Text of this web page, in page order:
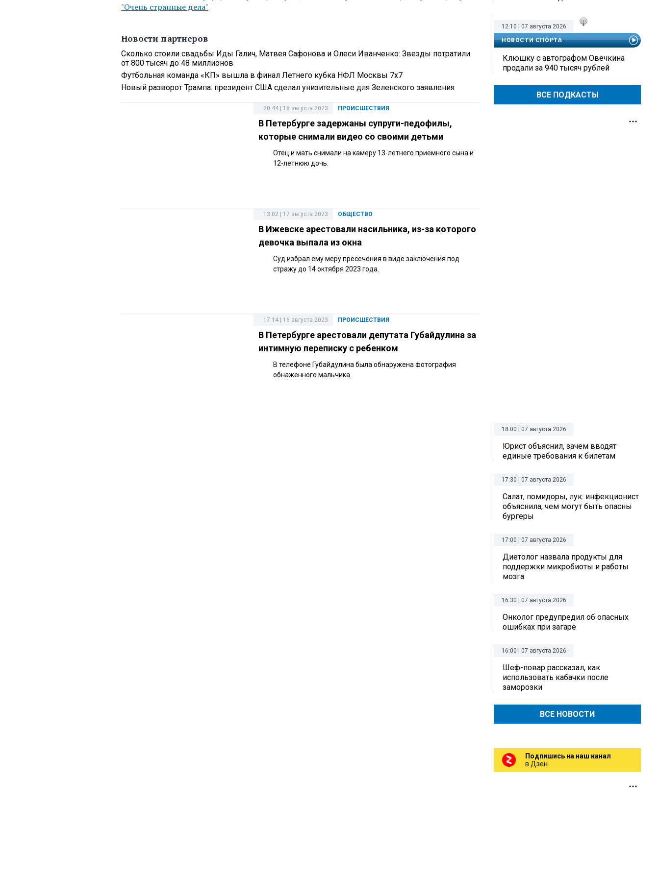
"Очень странные дела"
Новости партнеров
Сколько стоили свадьбы Иды Галич, Матвея Сафонова и Олеси Иванченко: Звезды потратили
от 800 тысяч до 48 миллионов
Футбольная команда «КП» вышла в финал Летнего кубка НФЛ Москвы 7х7
Новый разворот Трампа: президент США сделал унизительные для Зеленского заявления
ПРОИСШЕСТВИЯ
20:44 | 18 августа 2023
В Петербурге задержаны супруги-педофилы,
которые снимали видео со своими детьми
Отец и мать снимали на камеру 13-летнего приемного сына и
12-летнюю дочь.
ОБЩЕСТВО
13:02 | 17 августа 2023
В Ижевске арестовали насильника, из-за которого
девочка выпала из окна
Суд избрал ему меру пресечения в виде заключения под
стражу до 14 октября 2023 года.
ПРОИСШЕСТВИЯ
17:14 | 16 августа 2023
В Петербурге арестовали депутата Губайдулина за
интимную переписку с ребенком
В телефоне Губайдулина была обнаружена фотография
обнаженного мальчика.
12:10 | 07 августа 2026
НОВОСТИ СПОРТА
Клюшку с автографом Овечкина
продали за 940 тысяч рублей
ВСЕ ПОДКАСТЫ
18:00 | 07 августа 2026
Юрист объяснил, зачем вводят
единые требования к билетам
17:30 | 07 августа 2026
Салат, помидоры, лук: инфекционист
объяснила, чем могут быть опасны
бургеры
17:00 | 07 августа 2026
Диетолог назвала продукты для
поддержки микробиоты и работы
мозга
16:30 | 07 августа 2026
Онколог предупредил об опасных
ошибках при загаре
16:00 | 07 августа 2026
Шеф-повар рассказал, как
использовать кабачки после
заморозки
ВСЕ НОВОСТИ
Подпишись на наш канал
в Дзен